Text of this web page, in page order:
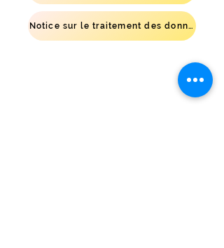
Notice sur le traitement des données personnelles